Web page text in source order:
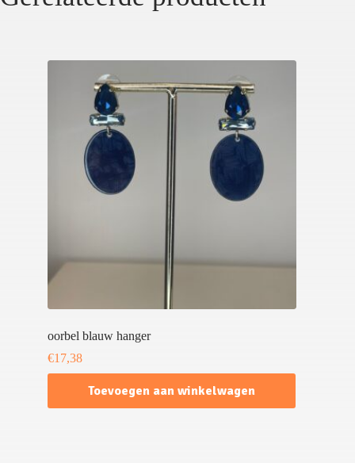
oorbel blauw hanger
€17,38
Toevoegen aan winkelwagen